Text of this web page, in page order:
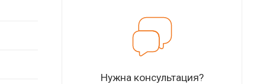
Нужна консультация?